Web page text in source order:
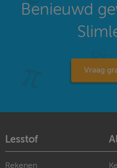
Benieuwd
Vraag
Lesstof
Rekenen